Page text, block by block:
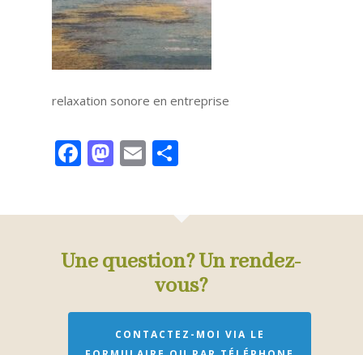
relaxation sonore en entreprise
Facebook
Mastodon
Email
Une question? Un rendez-
vous?
CONTACTEZ-MOI VIA LE